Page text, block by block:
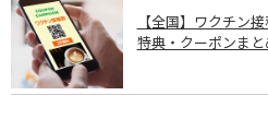
【全国】ワクチン
特典・クーポンまと